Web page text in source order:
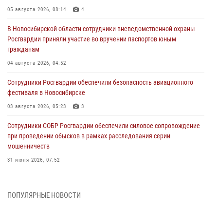
05 августа 2026, 08:14 4
В Новосибирской области сотрудники вневедомственной охраны
Росгвардии приняли участие во вручении паспортов юным
гражданам
04 августа 2026, 04:52
Сотрудники Росгвардии обеспечили безопасность авиационного
фестиваля в Новосибирске
03 августа 2026, 05:23 3
Сотрудники СОБР Росгвардии обеспечили силовое сопровождение
при проведении обысков в рамках расследования серии
мошенничеств
31 июля 2026, 07:52
ПОПУЛЯРНЫЕ НОВОСТИ